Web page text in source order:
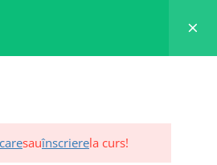
sauînscrierela curs!